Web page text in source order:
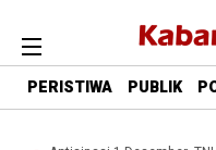
PERISTIWA PUBLIK